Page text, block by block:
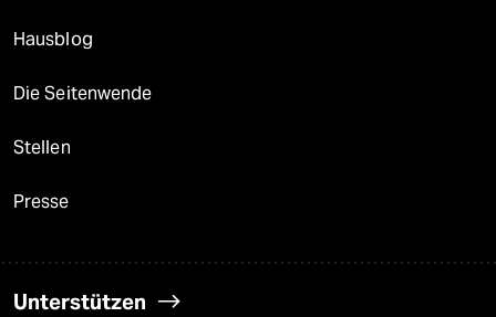
Hausblog
Die Seitenwende
Stellen
Presse
Unterstützen